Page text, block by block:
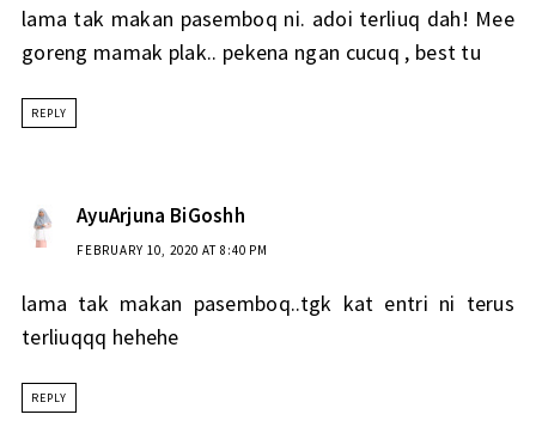
lama tak makan pasemboq ni. adoi terliuq dah! Mee
goreng mamak plak.. pekena ngan cucuq , best tu
REPLY
AyuArjuna BiGoshh
FEBRUARY 10, 2020 AT 8:40 PM
lama tak makan pasemboq..tgk kat entri ni terus
terliuqqq hehehe
REPLY